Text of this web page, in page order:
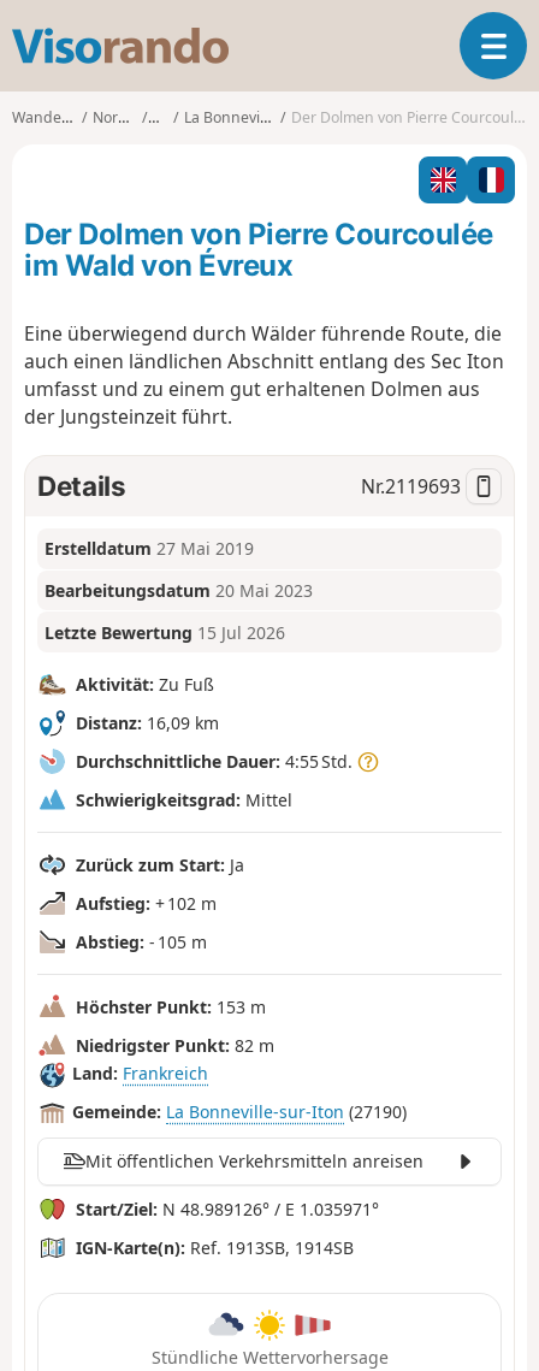
s
o
o
T
o
l
n
a
a
t
Wanderungen Normandie EureLa Bonneville-sur-Iton Der Dolmen von Pierre Courcoulée im Wald von Évreux
Der Dolmen von Pierre Courcoulée
im Wald von Évreux
Eine überwiegend durch Wälder führende Route, die
auch einen ländlichen Abschnitt entlang des Sec Iton
umfasst und zu einem gut erhaltenen Dolmen aus
der Jungsteinzeit führt.
Details Nr.2119693
Erstelldatum 27 Mai 2019
Bearbeitungsdatum 20 Mai 2023
Letzte Bewertung 15 Jul 2026
Aktivität: Zu Fuß
Distanz: 16,09 km
Durchschnittliche Dauer: 4:55 Std.
Schwierigkeitsgrad: Mittel
Zurück zum Start: Ja
Aufstieg: + 102 m
Abstieg: - 105 m
Höchster Punkt: 153 m
Niedrigster Punkt: 82 m
Land: Frankreich
Gemeinde: La Bonneville-sur-Iton (27190)
Mit öffentlichen Verkehrsmitteln anreisen
Start/Ziel: N 48.989126° / E 1.035971°
IGN-Karte(n): Ref. 1913SB, 1914SB
Stündliche Wettervorhersage